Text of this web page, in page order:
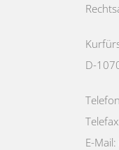
D-
E-Mail: